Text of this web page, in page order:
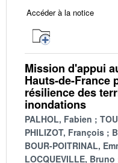
Accéder à la notice
Mission d'appui
Hauts-de-France
résilience des
inondations
PALHOL, Fabien
PHILIZOT, François
BOUR-POITRINAL,
LOCQUEVILLE, Bruno